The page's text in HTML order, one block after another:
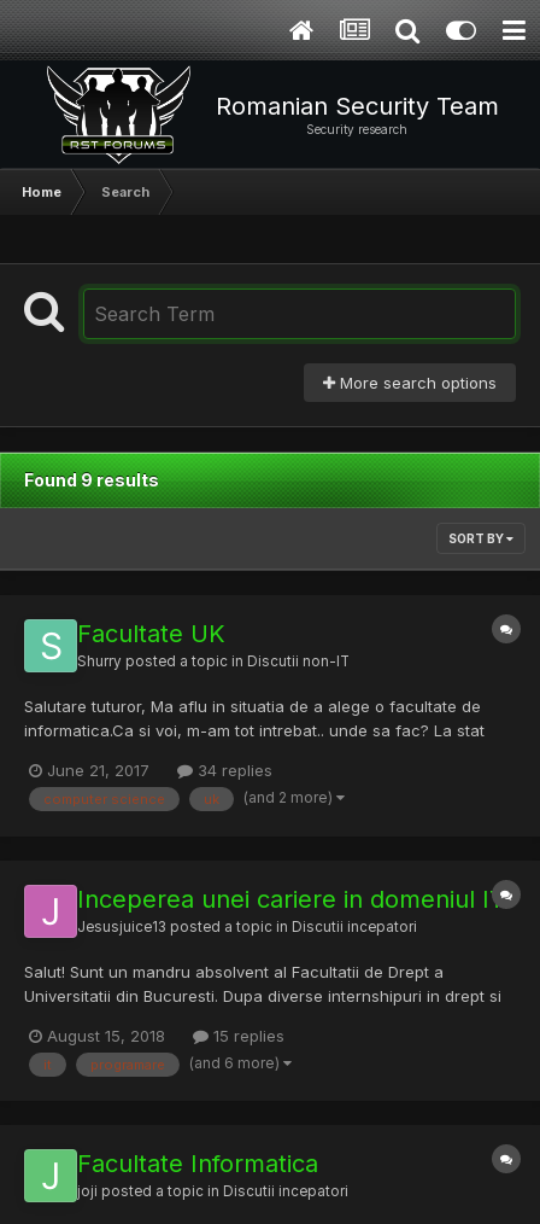
Romanian Security Team
Security research
Home Search
More search options
Found 9 results
SORT BY
Facultate UK
Shurry posted a topic in Discutii non-IT
Salutare tuturor, Ma aflu in situatia de a alege o facultate de
informatica.Ca si voi, m-am tot intrebat.. unde sa fac? La stat
poate continua. Tot gandindu-ma, am gasiti o obtiune
interesanta, anume .. de a alege...
June 21, 2017 34 replies
computer science uk (and 2 more)
Inceperea unei cariere in domeniul IT
Jesusjuice13 posted a topic in Discutii incepatori
Salut! Sunt un mandru absolvent al Facultatii de Drept a
Universitatii din Bucuresti. Dupa diverse internshipuri in drept si
multinationala, m-a lovit crudul adevar: nu as profesa in
domeniu pe termen mediu-lung. Nu o sa...
August 15, 2018 15 replies
it programare (and 6 more)
Facultate Informatica
joji posted a topic in Discutii incepatori